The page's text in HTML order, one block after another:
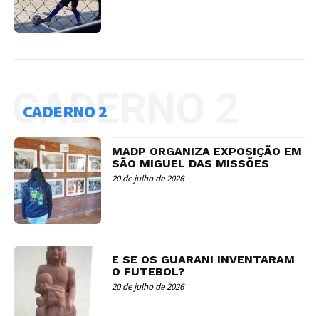
CADERNO 2
CADERNO 2
MADP ORGANIZA EXPOSIÇÃO EM
SÃO MIGUEL DAS MISSÕES
20 de julho de 2026
E SE OS GUARANI INVENTARAM
O FUTEBOL?
20 de julho de 2026